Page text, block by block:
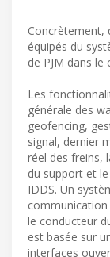
Concrètement,
équipés du
de PJM dans
Les
générale des
geofencing,
signal, dernier
réel des freins,
du support et
IDDS. Un
le conducteur
est basée sur
interfaces